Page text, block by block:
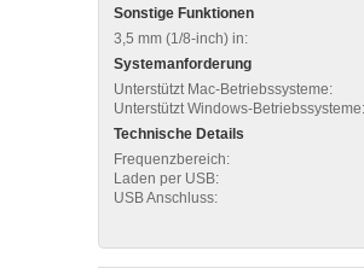
Sonstige Funktionen
3,5 mm (1/8-inch) in:
Systemanforderung
Unterstützt Mac-Betriebssysteme:
Unterstützt Windows-Betriebssysteme:
Technische Details
Frequenzbereich:
Laden per USB:
USB Anschluss: